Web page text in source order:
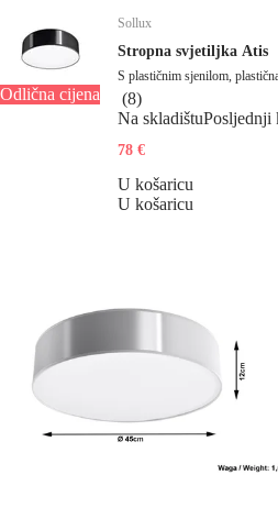
Odlična cijena
Sollux
Stropna svjetiljka Atis
S plastičnim sjenilom,
(8)
Na skladištuPosljednji
78 €
U košaricu
U košaricu